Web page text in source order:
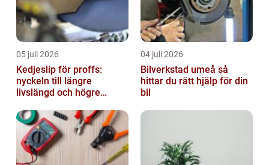
05 juli 2026
Kedjeslip för proffs:
nyckeln till längre
livslängd och högre
04 juli 2026
Bilverkstad umeå så
hittar du rätt hjälp för din
bil